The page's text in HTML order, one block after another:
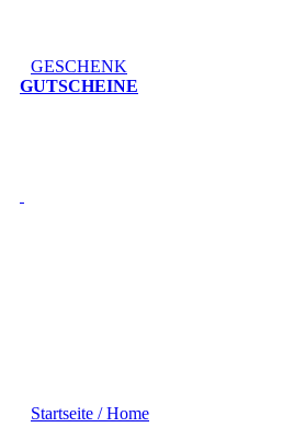
GESCHENK
GUTSCHEINE
Startseite / Home